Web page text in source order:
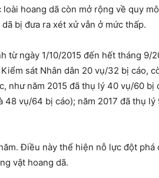
hoang dã còn mở rộng về quy
bị đưa ra xét xử vẫn ở mức thấp.
từ ngày 1/10/2015 đến hết tháng 9/
sát Nhân dân 20 vụ/32 bị cáo,
như năm 2015 đã thụ lý 40 vụ/60 bị
vụ/64 bị cáo); năm 2017 đã thụ
Điều này thể hiện nỗ lực đột phá
vật hoang dã.